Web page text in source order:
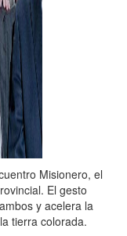
Misionero, el
El gesto
y acelera la
tierra colorada.